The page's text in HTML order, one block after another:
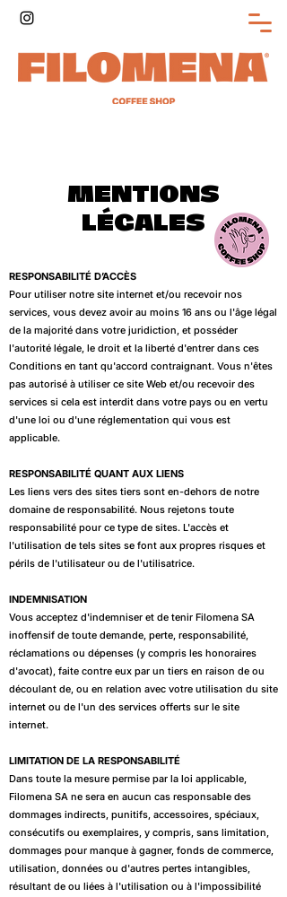
MENTIONS
LÉGALES
RESPONSABILITÉ D’ACCÈS
Pour utiliser notre site internet et/ou recevoir nos
services, vous devez avoir au moins 16 ans ou l'âge légal
de la majorité dans votre juridiction, et posséder
l'autorité légale, le droit et la liberté d'entrer dans ces
Conditions en tant qu'accord contraignant. Vous n'êtes
pas autorisé à utiliser ce site Web et/ou recevoir des
services si cela est interdit dans votre pays ou en vertu
d'une loi ou d'une réglementation qui vous est
applicable.
RESPONSABILITÉ QUANT AUX LIENS
Les liens vers des sites tiers sont en-dehors de notre
domaine de responsabilité. Nous rejetons toute
responsabilité pour ce type de sites. L'accès et
l'utilisation de tels sites se font aux propres risques et
périls de l'utilisateur ou de l'utilisatrice.
INDEMNISATION
Vous acceptez d'indemniser et de tenir Filomena SA
inoffensif de toute demande, perte, responsabilité,
réclamations ou dépenses (y compris les honoraires
d'avocat), faite contre eux par un tiers en raison de ou
découlant de, ou en relation avec votre utilisation du site
internet ou de l'un des services offerts sur le site
internet.
LIMITATION DE LA RESPONSABILITÉ
Dans toute la mesure permise par la loi applicable,
Filomena SA ne sera en aucun cas responsable des
dommages indirects, punitifs, accessoires, spéciaux,
consécutifs ou exemplaires, y compris, sans limitation,
dommages pour manque à gagner, fonds de commerce,
utilisation, données ou d'autres pertes intangibles,
résultant de ou liées à l'utilisation ou à l'impossibilité